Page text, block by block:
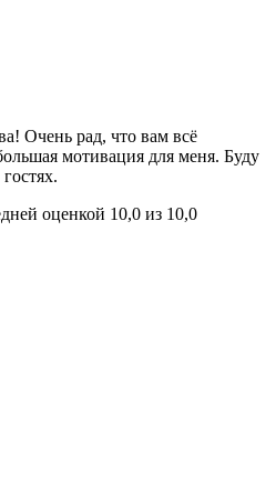
Очень рад, что вам всё
мотивация для меня. Буду
оценкой 10,0 из 10,0